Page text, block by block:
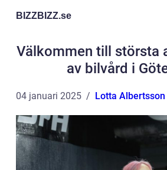
BIZZBIZZ.se
Välkommen till största
av bilvård i
04 januari 2025 Lotta Albertsson